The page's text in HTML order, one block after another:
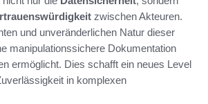
zwischen Akteuren.
und unveränderlichen Natur dieser
manipulationssichere Dokumentation
ermöglicht. Dies schafft ein neues Level
in komplexen